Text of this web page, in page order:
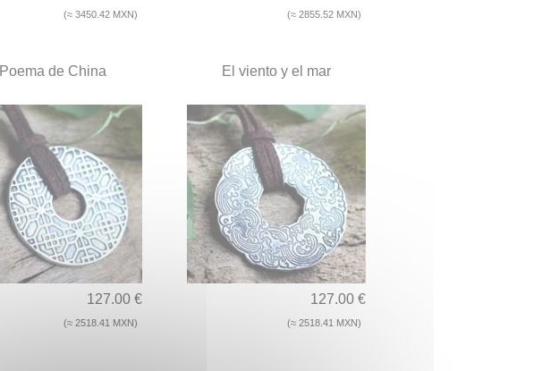
(≈ 3450.42 MXN) (≈ 2855.52 MXN)
Poema de China
127.00 €
(≈ 2518.41 MXN)
El viento y el mar
127.00 €
(≈ 2518.41 MXN)